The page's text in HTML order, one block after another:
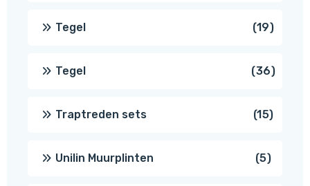
Tegel 1919
Tegel 3636
Traptreden sets 1515
Unilin Muurplinten 55